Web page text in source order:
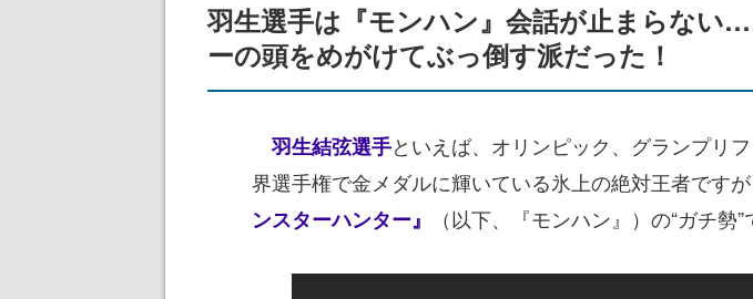
羽生選手は『モンハン』会話が止まらない
ーの頭をめがけてぶっ倒す派だった！
羽生結弦選手といえば、オリンピック、グランプリ
界選手権で金メダルに輝いている氷上の絶対王者です
ンスターハンター』
（以下、『モンハン』）の“ガチ勢”